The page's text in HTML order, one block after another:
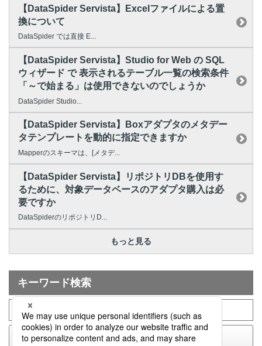
【DataSpider Servista】Excelファイルによる置
換について
DataSpider では直接 E...
【DataSpider Servista】Studio for Web の SQL
ウィザード で 表示されるテーブル一覧の検索条件
「～で始まる」は使用できないのでしょうか
DataSpider Studio...
【DataSpider Servista】Boxアダプタのメタデー
タテンプレートを動的に指定できますか
Mapperのスキーマは、[メタデ...
【DataSpider Servista】リポジトリDBを使用す
るために、対象データベースのアダプタ購入は必
要ですか
DataSpiderのリポジトリD...
もっと見る
キーワード検索
検索する